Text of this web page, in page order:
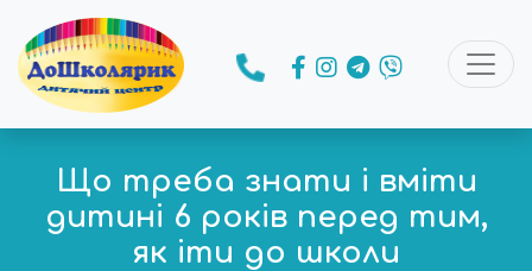
Що треба знати і вміти
дитині 6 років перед тим,
як іти до школи